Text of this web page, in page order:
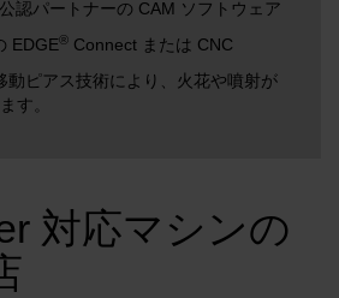
認パートナーの CAM ソフトウェア
EDGE® Connect または CNC
動ピアス技術により、火花や噴射が
す。
対応マシンの